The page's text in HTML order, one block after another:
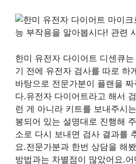
한미 유전자 다이어트 디센큐
기 전에 유전자 검사를 따로 하
바탕으로 전문가분이 플랜을
다.유전자 다이어트라고 해서
런 게 아니라 키트를 보내주시
봉되어 있는 설명대로 진행해
소로 다시 보내면 검사 결과를
요.전문가분과 한번 상담을 해
방법과는 차별점이 많았어요.